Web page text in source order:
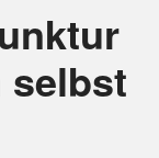
selbst